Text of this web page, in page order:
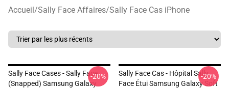
Accueil/Sally Face Affaires/Sally Face Cas iPhone
Sally Face Cases - Sally Face
(Snapped) Samsung Galaxy
-20%
Sally Face Cas - Hôpital Sally
Face Étui Samsung Galaxy Soft
-20%